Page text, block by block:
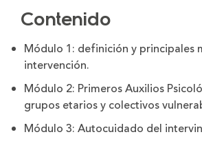
Contenido
Módulo 1: definición y principales
intervención.
Módulo 2: Primeros Auxilios
grupos etarios y colectivos
Módulo 3: Autocuidado del